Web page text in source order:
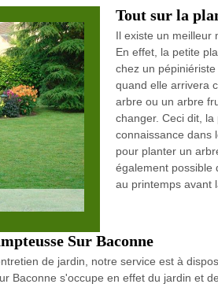
Tout sur la
Il existe un meilleur
En effet, la petite
chez un
quand elle arrivera
arbre ou un arbre
changer. Ceci dit, la
connaissance dans
pour planter un
également possible
au printemps avant
Sur Baconne
de jardin, notre service est à
Baconne s'occupe en effet du jardin et